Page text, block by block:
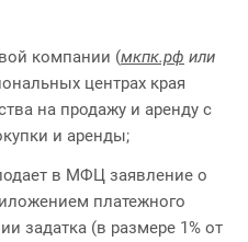
компании (мкпк.рф или
центрах края
на продажу и аренду с
и аренды;
в МФЦ заявление о
платежного
задатка (в размере 1% от